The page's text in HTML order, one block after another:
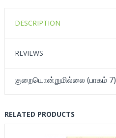
DESCRIPTION
REVIEWS
குறையொன்றுமில்லை (பாகம் 7)
RELATED PRODUCTS